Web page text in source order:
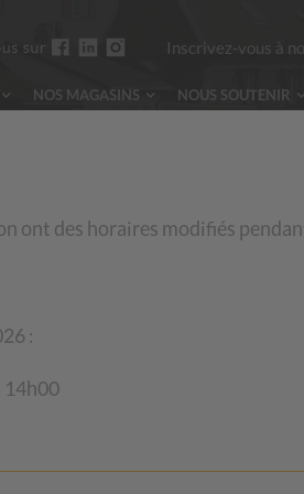
Inscrivez-vous à
NOS MAGASINS NOUS SOUTENIR
ont des horaires modifiés
:
14h00